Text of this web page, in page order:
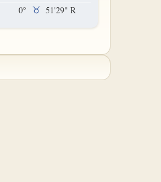
0° 51'29" R